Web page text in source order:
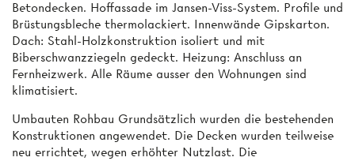
Betondecken. Hoffassade im Jansen-Viss-System. Profile und
Brüstungsbleche thermolackiert. Innenwände Gipskarton.
Dach: Stahl-Holzkonstruktion isoliert und mit
Biberschwanzziegeln gedeckt. Heizung: Anschluss an
Fernheizwerk. Alle Räume ausser den Wohnungen sind
klimatisiert.
Umbauten Rohbau Grundsätzlich wurden die bestehenden
Konstruktionen angewendet. Die Decken wurden teilweise
neu errichtet, wegen erhöhter Nutzlast. Die